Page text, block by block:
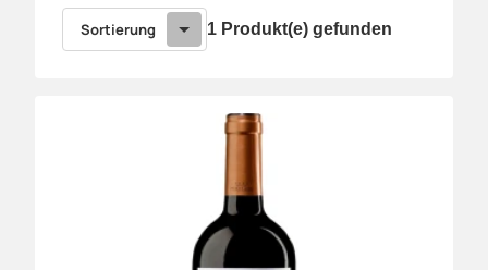
Sortierung 1 Produkt(e) gefunden